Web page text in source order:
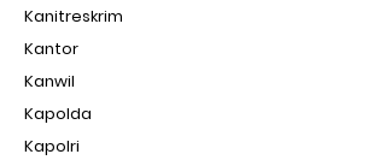
Kanitreskrim
Kantor
Kanwil
Kapolda
Kapolri